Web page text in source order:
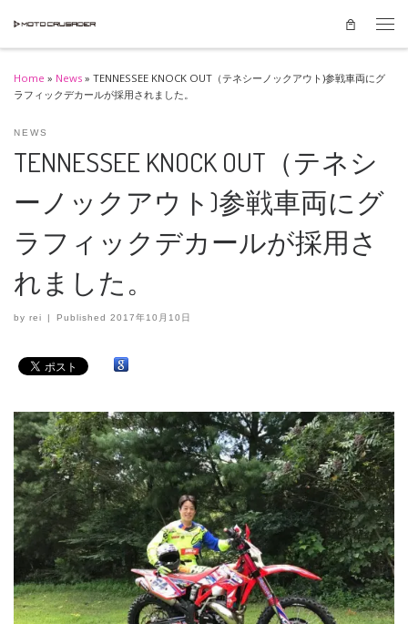
Skip to content
Home » News » TENNESSEE KNOCK OUT（テネシーノックアウト)参戦車両にグ
ラフィックデカールが採用されました。
NEWS
TENNESSEE KNOCK OUT（テネシ
ーノックアウト)参戦車両にグ
ラフィックデカールが採用さ
れました。
by rei Published2017年10月10日